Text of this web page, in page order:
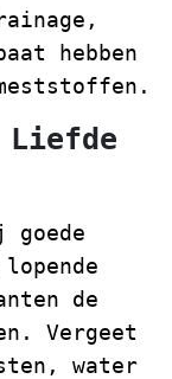
hebben
Liefde
de
Vergeet
water